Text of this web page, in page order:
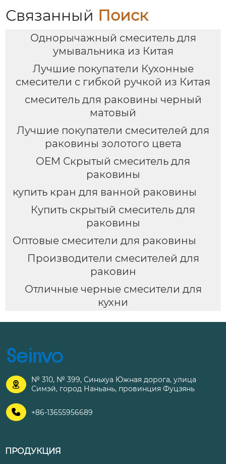
Связанный Поиск
Однорычажный смеситель для
умывальника из Китая
Лучшие покупатели Кухонные
смесители с гибкой ручкой из Китая
смеситель для раковины черный
матовый
Лучшие покупатели смесителей для
раковины золотого цвета
OEM Скрытый смеситель для
раковины
купить кран для ванной раковины
Купить скрытый смеситель для
раковины
Оптовые смесители для раковины
Производители смесителей для
раковин
Отличные черные смесители для
кухни

№ 310, № 399, Синьхуа Южная дорога, улица
Симэй, город Наньань, провинция Фуцзянь
 +86-13655956689
ПРОДУКЦИЯ